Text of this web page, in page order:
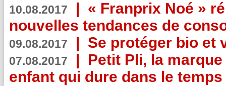
10.08.2017 | « Franprix Noé »
nouvelles tendances de
09.08.2017 | Se protéger bio et
07.08.2017 | Petit Pli, la
enfant qui dure dans le temps